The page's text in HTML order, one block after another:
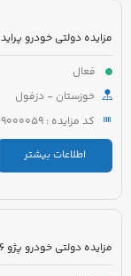
مزایده دولتی خودرو پراید 131 مدل 1396 رنگ سفید
فعال
خوزستان - دزفول
کد مزایده : 5221007949000059
اطلاعات بیشتر
مزایده دولتی خودرو پژو 206 مدل 1390 رنگ سفید